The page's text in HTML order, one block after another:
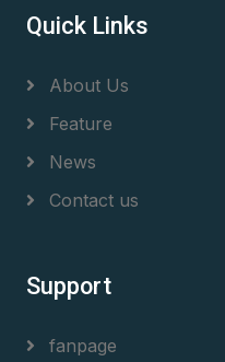
Quick Links
About Us
Feature
News
Contact us
Support
fanpage